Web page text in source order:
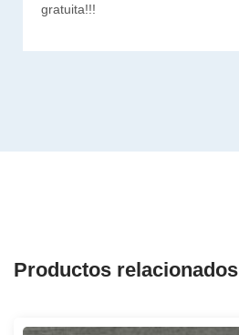
gratuita!!!
Productos relacionados